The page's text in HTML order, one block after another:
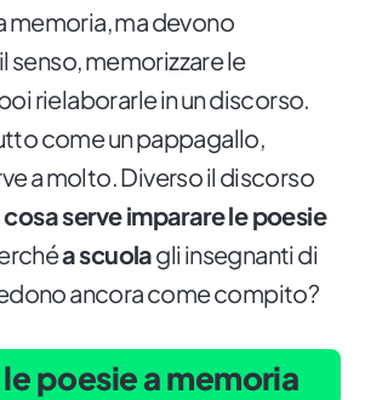
memoria, ma devono
senso, memorizzare le
rielaborarle in un discorso.
come un pappagallo,
a molto. Diverso il discorso
cosa serve imparare le poesie
a scuolagli insegnanti di
ancora come compito?
poesie a memoria